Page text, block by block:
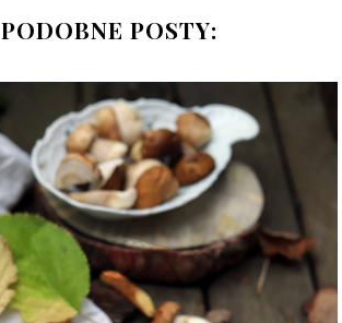
PODOBNE POSTY: